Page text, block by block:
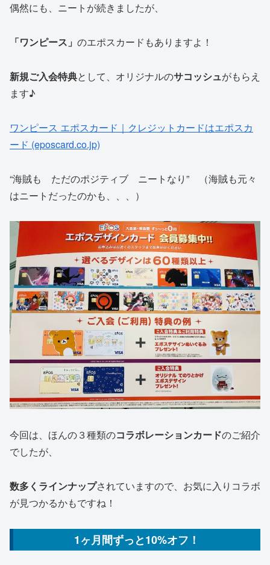
偶然にも、ニートが続きましたが、
「ワンピース」 のエポスカードもありますよ！
新規ご入会特典として、オリジナルのサコッシュがもらえ
ます♪
ワンピース エポスカード｜クレジットカードはエポスカ
ード (eposcard.co.jp)
“海賊も ただのポジティブ ニートなり” （海賊も元々
はニートだったのかも、、、）
今回は、ほんの３種類のコラボレーションカードのご紹介
でしたが、
数多くラインナップされていますので、お気に入りコラボ
が見つかるかもですね！
1ヶ月間ずっと10%オフ！